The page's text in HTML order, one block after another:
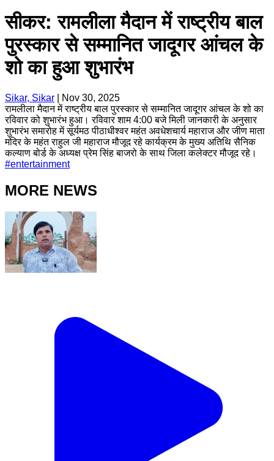
सीकर: रामलीला मैदान में राष्ट्रीय बाल
पुरस्कार से सम्मानित जादूगर आंचल के
शो का हुआ शुभारंभ
Sikar, Sikar
Nov 30, 2025
रामलीला मैदान में राष्ट्रीय बाल पुरस्कार से सम्मानित जादूगर आंचल के शो का
रविवार को शुभारंभ हुआ। रविवार शाम 4:00 बजे मिली जानकारी के अनुसार
शुभारंभ समारोह में सूर्यमठ पीठाधीश्वर महंत अवधेशचार्य महाराज और जीण माता
मंदिर के महंत राहुल जी महाराज मौजूद रहे कार्यक्रम के मुख्य अतिथि सैनिक
कल्याण बोर्ड के अध्यक्ष प्रेम सिंह बाजरो के साथ जिला कलेक्टर मौजूद रहे।
#entertainment
MORE NEWS